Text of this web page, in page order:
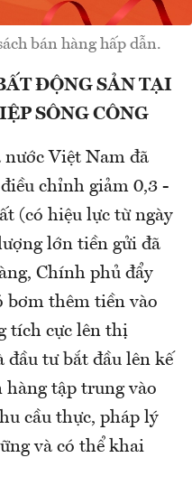
bán hàng hấp dẫn.
ĐỘNG SẢN TẠI
SÔNG CÔNG
Việt Nam đã
chỉnh giảm 0,3 -
(có hiệu lực từ ngày
lớn tiền gửi đã
Chính phủ đẩy
bơm thêm tiền vào
tích cực lên thị
đầu tư bắt đầu lên kế
hàng tập trung vào
cầu thực, pháp lý
và có thể khai